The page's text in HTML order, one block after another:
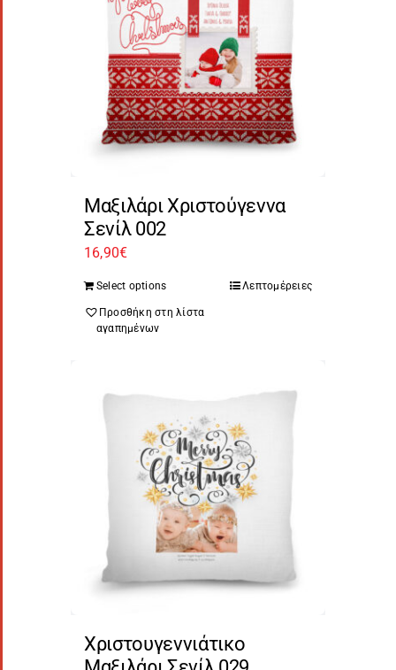
Μαξιλάρι Χριστούγεννα
Σενίλ 002
16,90€
Select options Λεπτομέρειες
Προσθήκη στη λίστα
αγαπημένων
Χριστουγεννιάτικο